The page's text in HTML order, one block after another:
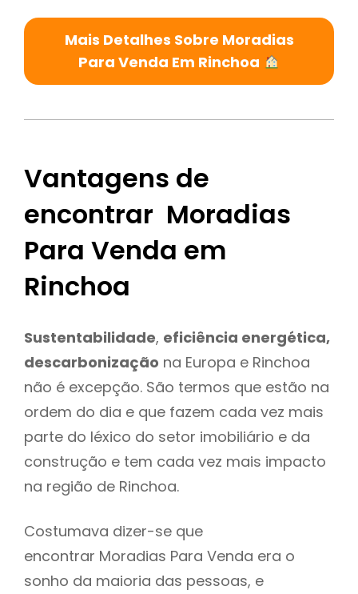
Mais Detalhes Sobre Moradias
Para Venda Em Rinchoa
Vantagens de
encontrar Moradias
Para Venda em
Rinchoa
Sustentabilidade, eficiência energética,
descarbonização na Europa e Rinchoa
não é excepção. São termos que estão na
ordem do dia e que fazem cada vez mais
parte do léxico do setor imobiliário e da
construção e tem cada vez mais impacto
na região de Rinchoa.
Costumava dizer-se que
encontrar Moradias Para Venda era o
sonho da maioria das pessoas, e